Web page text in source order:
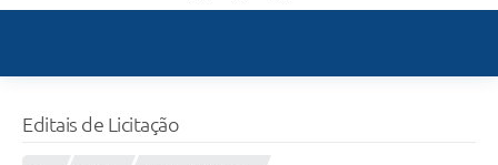
Editais de Licitação